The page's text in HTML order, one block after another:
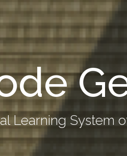
Learning System